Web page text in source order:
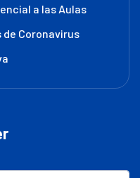
a las Aulas
de Coronavirus